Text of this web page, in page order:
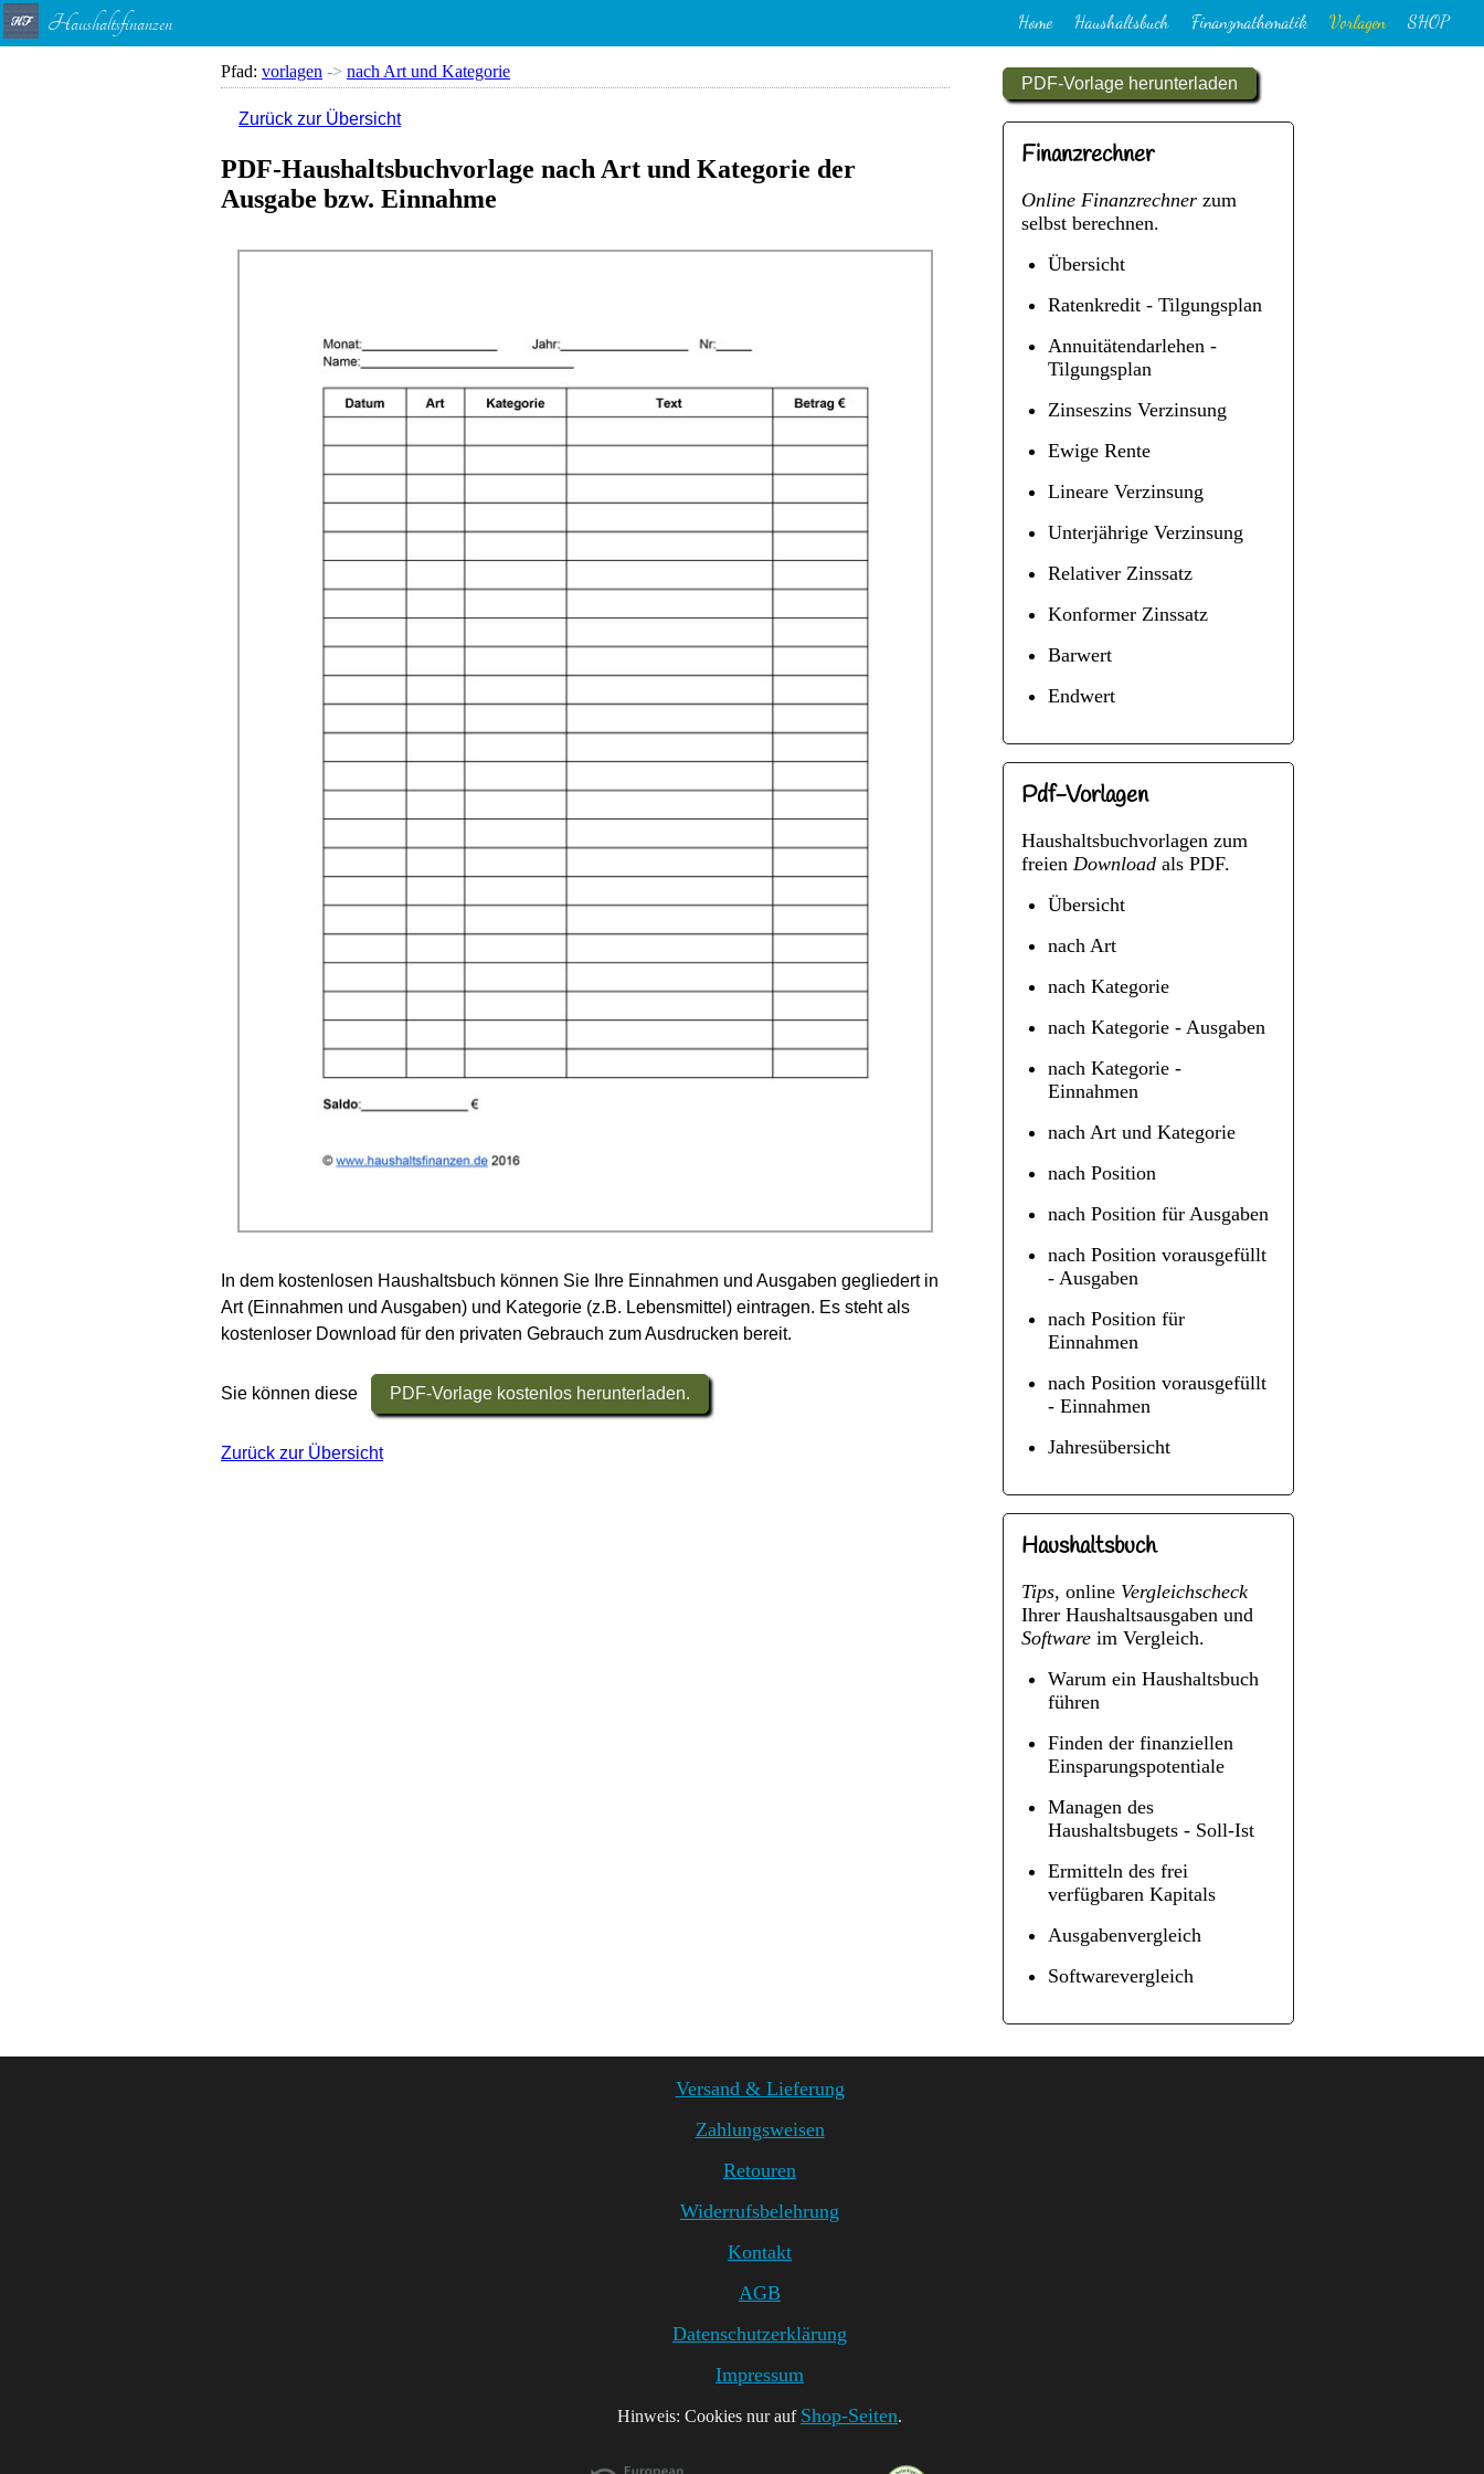
Haushaltsfinanzen Home Haushaltsbuch Finanzmathematik Vorlagen SHOP
Pfad: vorlagen -> nach Art und Kategorie
Zurück zur Übersicht
PDF-Haushaltsbuchvorlage nach Art und Kategorie der
Ausgabe bzw. Einnahme
In dem kostenlosen Haushaltsbuch können Sie Ihre Einnahmen und Ausgaben gegliedert in
Art (Einnahmen und Ausgaben) und Kategorie (z.B. Lebensmittel) eintragen. Es steht als
kostenloser Download für den privaten Gebrauch zum Ausdrucken bereit.
Sie können diese PDF-Vorlage kostenlos herunterladen.
Zurück zur Übersicht
PDF-Vorlage herunterladen
Finanzrechner
Online Finanzrechnerzum
selbst berechnen.
Übersicht
Ratenkredit - Tilgungsplan
Annuitätendarlehen -
Tilgungsplan
Zinseszins Verzinsung
Ewige Rente
Lineare Verzinsung
Unterjährige Verzinsung
Relativer Zinssatz
Konformer Zinssatz
Barwert
Endwert
Pdf-Vorlagen
Haushaltsbuchvorlagen zum
freien Downloadals PDF.
Übersicht
nach Art
nach Kategorie
nach Kategorie - Ausgaben
nach Kategorie -
Einnahmen
nach Art und Kategorie
nach Position
nach Position für Ausgaben
nach Position vorausgefüllt
- Ausgaben
nach Position für
Einnahmen
nach Position vorausgefüllt
- Einnahmen
Jahresübersicht
Haushaltsbuch
Tips, online Vergleichscheck
Ihrer Haushaltsausgaben und
Softwareim Vergleich.
Warum ein Haushaltsbuch
führen
Finden der finanziellen
Einsparungspotentiale
Managen des
Haushaltsbugets - Soll-Ist
Ermitteln des frei
verfügbaren Kapitals
Ausgabenvergleich
Softwarevergleich
Versand & Lieferung
Zahlungsweisen
Retouren
Widerrufsbelehrung
Kontakt
AGB
Datenschutzerklärung
Impressum
Hinweis: Cookies nur auf Shop-Seiten.